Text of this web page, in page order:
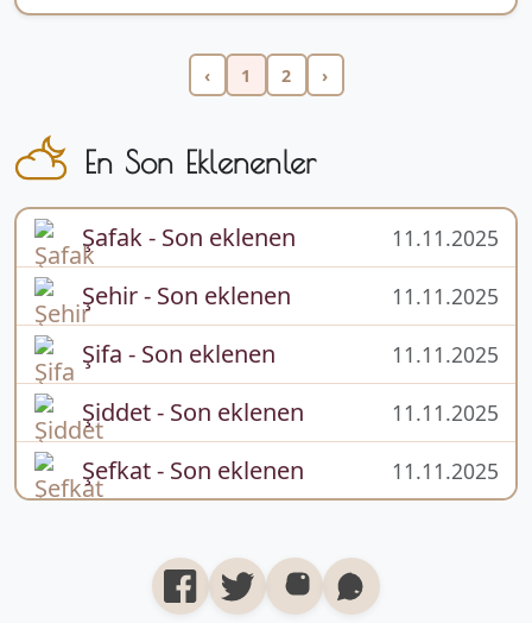
‹ 1 2 ›
En Son Eklenenler
Şafak - Son eklenen 11.11.2025
Şehir - Son eklenen 11.11.2025
Şifa - Son eklenen 11.11.2025
Şiddet - Son eklenen 11.11.2025
Şefkat - Son eklenen 11.11.2025